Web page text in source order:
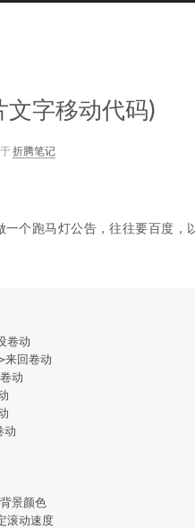
字移动代码)
折腾笔记
个跑马灯公告，往往要百度，
动
回卷动
动
动
景颜色
动速度